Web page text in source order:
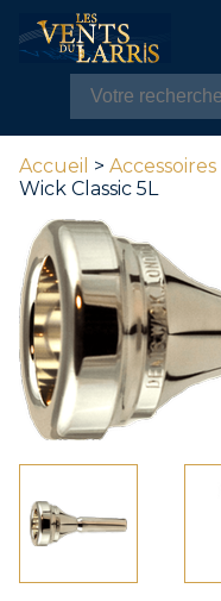
Accueil > Accessoires
Wick Classic 5L